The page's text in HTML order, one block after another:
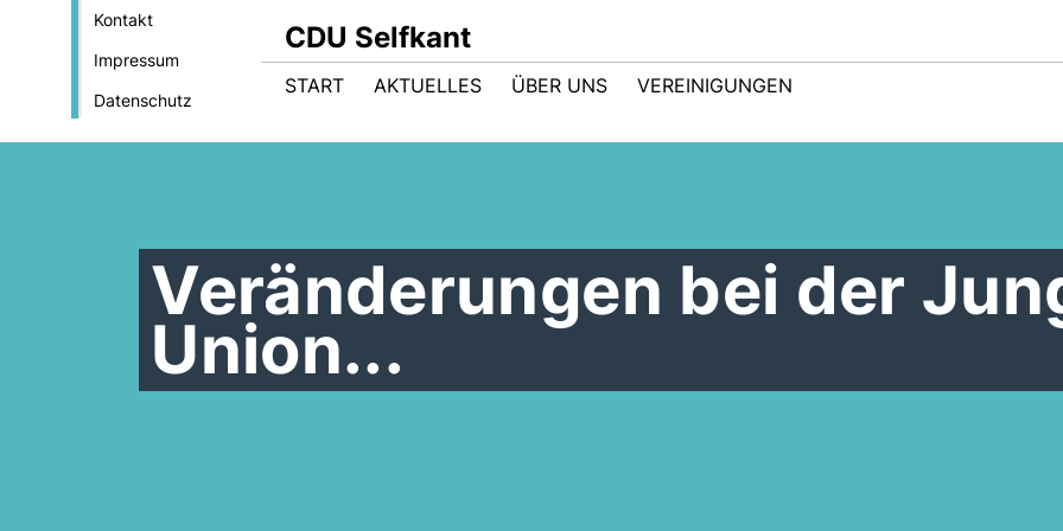
Kontakt
Impressum
Datenschutz
CDU Selfkant
START AKTUELLES ÜBER UNS VEREINIGUNGEN
Veränderungen bei der
Union...